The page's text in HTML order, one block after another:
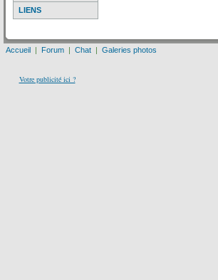
LIENS
Accueil | Forum | Chat | Galeries photos
Votre publicité ici ?